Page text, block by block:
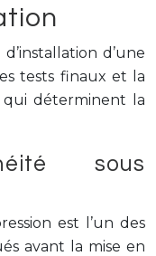
d’une
tests finaux et la
qui déterminent la
sous
est l’un des
avant la mise en